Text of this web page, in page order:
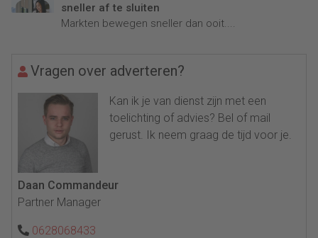
sneller af te sluiten
Markten bewegen sneller dan ooit....
Vragen over adverteren?
Kan ik je van dienst zijn met een
toelichting of advies? Bel of mail
gerust. Ik neem graag de tijd voor je.
Daan Commandeur
Partner Manager
0628068433